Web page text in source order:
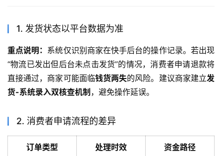
1. 发货状态以平台数据为准
重点说明： 系统仅识别商家在快手后台的操作记录。若出现
“物流已发出但后台未点击发货”的情况，消费者申请退款将
直接通过，商家可能面临钱货两失的风险。建议商家建立发
货-系统录入双核查机制 ，避免操作延误。
2. 消费者申请流程的差异
订单类型 处理时效 资金路径